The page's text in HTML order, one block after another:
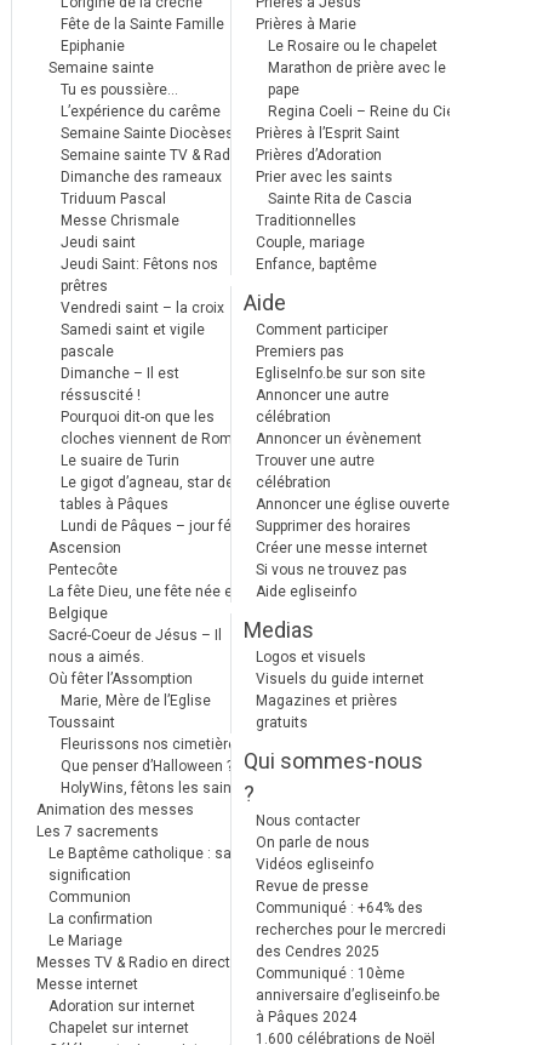
Fête de la Sainte Famille
Epiphanie
Semaine sainte
Tu es poussière…
L’expérience du carême
Semaine Sainte Diocèses
Semaine sainte TV & Radio
Dimanche des rameaux
Triduum Pascal
Messe Chrismale
Jeudi saint
Jeudi Saint: Fêtons nos
prêtres
Vendredi saint – la croix
Samedi saint et vigile
pascale
Dimanche – Il est
réssuscité !
Pourquoi dit-on que les
cloches viennent de Rome ?
Le suaire de Turin
Le gigot d’agneau, star des
tables à Pâques
Lundi de Pâques – jour férié
Ascension
Pentecôte
La fête Dieu, une fête née en
Belgique
Sacré-Coeur de Jésus – Il
nous a aimés.
Où fêter l’Assomption
Marie, Mère de l’Eglise
Toussaint
Fleurissons nos cimetières
Que penser d’Halloween ?
HolyWins, fêtons les saints !
Animation des messes
Les 7 sacrements
Le Baptême catholique : sa
signification
Communion
La confirmation
Le Mariage
Messes TV & Radio en direct
Messe internet
Adoration sur internet
Chapelet sur internet
Prières à Marie
Le Rosaire ou le chapelet
Marathon de prière avec le
pape
Regina Coeli – Reine du Ciel
Prières à l’Esprit Saint
Prières d’Adoration
Prier avec les saints
Sainte Rita de Cascia
Traditionnelles
Couple, mariage
Enfance, baptême
Aide
Comment participer
Premiers pas
EgliseInfo.be sur son site
Annoncer une autre
célébration
Annoncer un évènement
Trouver une autre
célébration
Annoncer une église ouverte
Supprimer des horaires
Créer une messe internet
Si vous ne trouvez pas
Aide egliseinfo
Medias
Logos et visuels
Visuels du guide internet
Magazines et prières
gratuits
Qui sommes-nous
?
Nous contacter
On parle de nous
Vidéos egliseinfo
Revue de presse
Communiqué : +64% des
recherches pour le mercredi
des Cendres 2025
Communiqué : 10ème
anniversaire d’egliseinfo.be
à Pâques 2024
1.600 célébrations de Noël